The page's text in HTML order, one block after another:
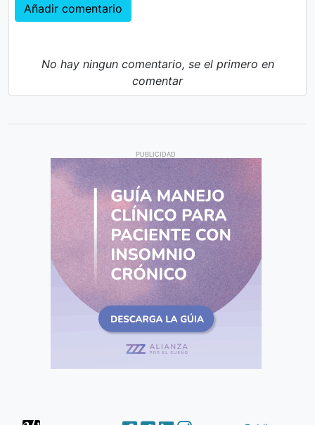
Añadir comentario
No hay ningun comentario, se el primero en
comentar
PUBLICIDAD